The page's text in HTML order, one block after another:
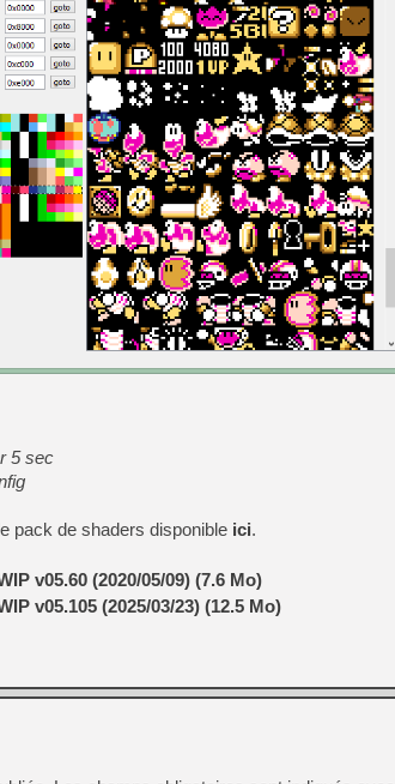
5 sec
pack de shaders disponible ici.
v05.60 (2020/05/09) (7.6 Mo)
v05.105 (2025/03/23) (12.5 Mo)